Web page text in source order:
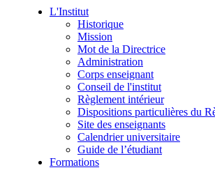
L'Institut
Historique
Mission
Mot de la Directrice
Administration
Corps enseignant
Conseil de l'institut
Règlement intérieur
Dispositions particulières du
Site des enseignants
Calendrier universitaire
Guide de l’étudiant
Formations